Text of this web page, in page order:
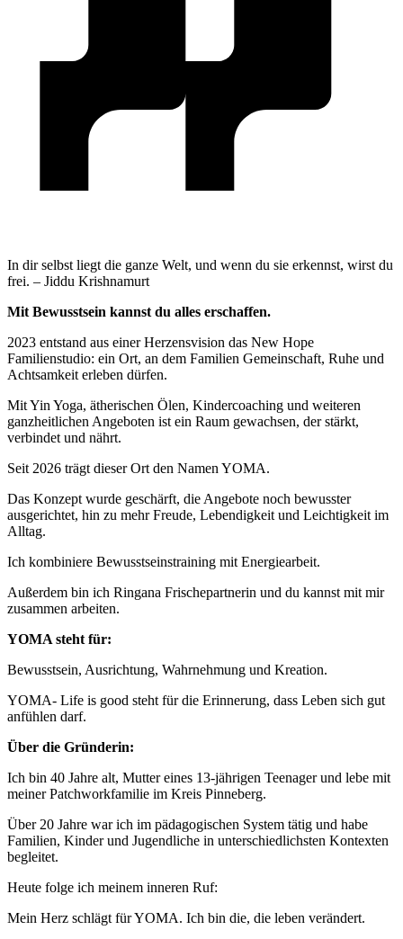
In dir selbst liegt die ganze Welt, und wenn du sie erkennst, wirst du
frei. – Jiddu Krishnamurt
Mit Bewusstsein kannst du alles erschaffen.
2023 entstand aus einer Herzensvision das New Hope
Familienstudio: ein Ort, an dem Familien Gemeinschaft, Ruhe und
Achtsamkeit erleben dürfen.
Mit Yin Yoga, ätherischen Ölen, Kindercoaching und weiteren
ganzheitlichen Angeboten ist ein Raum gewachsen, der stärkt,
verbindet und nährt.
Seit 2026 trägt dieser Ort den Namen YOMA.
Das Konzept wurde geschärft, die Angebote noch bewusster
ausgerichtet, hin zu mehr Freude, Lebendigkeit und Leichtigkeit im
Alltag.
Ich kombiniere Bewusstseinstraining mit Energiearbeit.
Außerdem bin ich Ringana Frischepartnerin und du kannst mit mir
zusammen arbeiten.
YOMA steht für:
Bewusstsein, Ausrichtung, Wahrnehmung und Kreation.
YOMA- Life is good steht für die Erinnerung, dass Leben sich gut
anfühlen darf.
Über die Gründerin:
Ich bin 40 Jahre alt, Mutter eines 13-jährigen Teenager und lebe mit
meiner Patchworkfamilie im Kreis Pinneberg.
Über 20 Jahre war ich im pädagogischen System tätig und habe
Familien, Kinder und Jugendliche in unterschiedlichsten Kontexten
begleitet.
Heute folge ich meinem inneren Ruf:
Mein Herz schlägt für YOMA. Ich bin die, die leben verändert.